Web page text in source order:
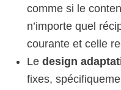
comme si le
n’importe quel
courante et celle
Le design
fixes,